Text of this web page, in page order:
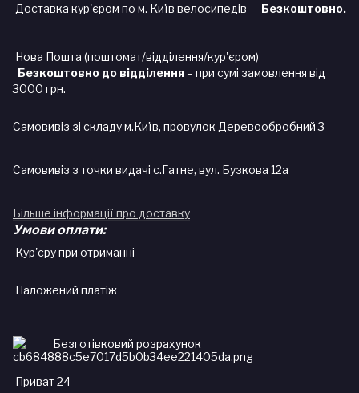
Доставка кур'єром по м. Київ велосипедів — Безкоштовно.
Нова Пошта (поштомат/відділення/кур'єром)
Безкоштовно до відділення – при сумі замовлення від
3000 грн.
Самовивіз зі складу м.Київ, провулок Деревообробний 3
Самовивіз з точки видачі с.Гатне, вул. Бузкова 12а
Більше інформації про доставку
Умови оплати:
Кур'єру при отриманні
Наложений платіж
Безготівковий розрахунок
Приват 24